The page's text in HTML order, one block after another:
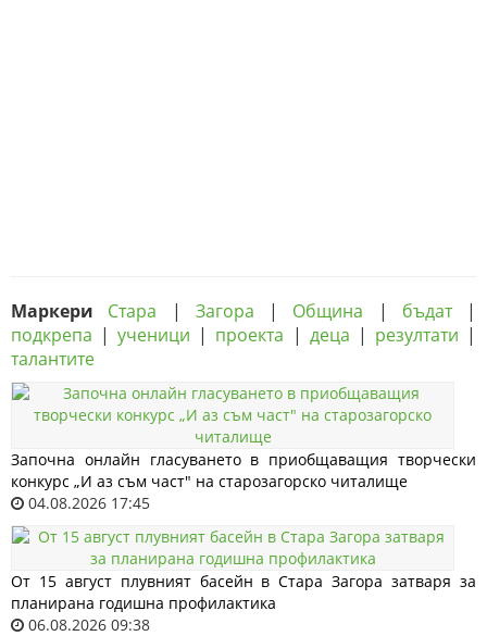
Маркери Стара | Загора | Община | бъдат|
подкрепа |ученици | проекта | деца | резултати |
талантите
Започна онлайн гласуването в приобщаващия творчески
конкурс „И аз съм част" на старозагорско читалище
04.08.2026 17:45
От 15 август плувният басейн в Стара Загора затваря за
планирана годишна профилактика
06.08.2026 09:38